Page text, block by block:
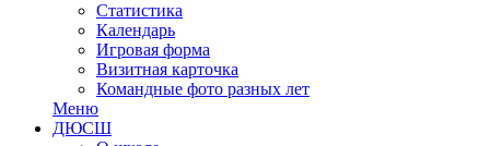
Статистика
Календарь
Игровая форма
Визитная карточка
Командные фото разных лет
Меню
ДЮСШ